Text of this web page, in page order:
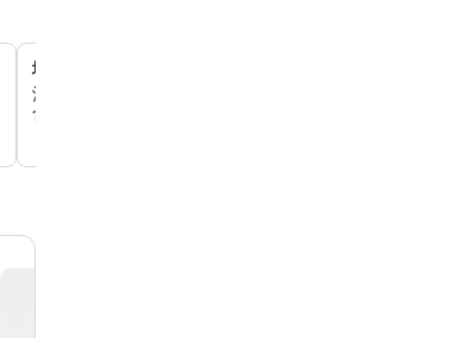
地道餐飲和街頭小吃
酒店外就有許多地道食肆和傳統街頭小吃攤檔，讓你品嚐
食。